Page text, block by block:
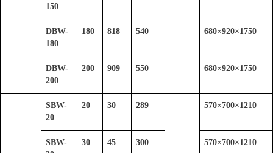
150
DBW-
180
180 818 540 680×920×1750
DBW-
200
200 909 550 680×920×1750
SBW-
20
20 30 289 570×700×1210
SBW-
30 45 300 570×700×1210